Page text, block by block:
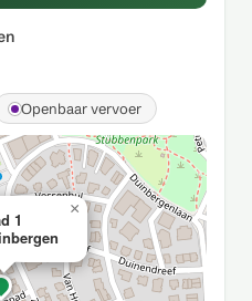
Openbaar vervoer
1
×